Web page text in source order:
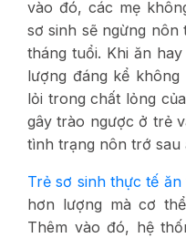
vào đó, các mẹ
sơ sinh sẽ ngừng
tháng tuổi. Khi ăn
lượng đáng kể
lỏi trong chất lỏng
gây trào ngược ở trẻ
tình trạng nôn trớ sau
Trẻ sơ sinh thực tế
hơn lượng mà cơ
Thêm vào đó, hệ